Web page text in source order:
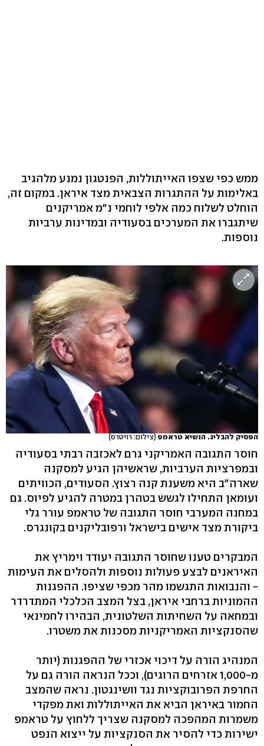
ממש כפי שצפו האייתוללות, הפנטגון נמנע מלהגיב
באלימות על ההתגרות הצבאית מצד איראן. במקום זה,
הוחלט לשלוח כמה אלפי לוחמי נ"מ אמריקנים
שיתגברו את המערכים בסעודיה ובמדינות ערביות
נוספות.
הפסיק להבליג. הנשיא טראמפ(צילום: רויטרס)
חוסר התגובה האמריקני גרם לאכזבה רבתי בסעודיה
ובמפרציות הערביות, שראשיהן הגיע למסקנה
שארה"ב היא משענת קנה רצוץ. הסעודים, הכוויתים
ועומאן התחילו לגשש בטהרן במטרה להגיע לפיוס. גם
במחנה המערבי חוסר התגובה של טראמפ עורר גלי
ביקורת מצד אישים בישראל ורפובליקנים בקונגרס.
המבקרים טענו שחוסר התגובה יעודד וימריץ את
האיראנים לבצע פעולות נוספות ולהסלים את העימות
- והנבואות התגשמו מהר מכפי שציפו. ההפגנות
ההמוניות ברחבי איראן, בצל המצב הכלכלי המתדרדר
ובמחאה על השחיתות השלטונית, הבהירו לחמינאי
שהסנקציות האמריקניות מסכנות את משטרו.
המנהיג הורה על דיכוי אכזרי של ההפגנות (יותר
מ-1,000 אזרחים הרוגים), וככל הנראה הורה גם על
החרפת הפרובוקציות נגד וושינגטון. נראה שהמצב
החמור באיראן הביא את האייתוללות ואת מפקדי
משמרות המהפכה למסקנה שצריך ללחוץ על טראמפ
ישירות כדי להסיר את הסנקציות על ייצוא הנפט